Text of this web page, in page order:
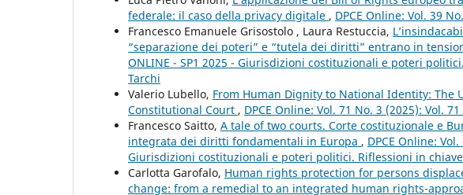
federale: il caso della privacy digitale , DPCE Online: Vol. 39
Francesco Emanuele Grisostolo , Laura Restuccia,
“separazione dei poteri” e “tutela dei diritti” entrano in
ONLINE - SP1 2025 - Giurisdizioni costituzionali e poteri
Tarchi
Valerio Lubello, From Human Dignity to National Identity: The
Constitutional Court , DPCE Online: Vol. 71 No. 3 (2025): Vol.
Francesco Saitto, A tale of two courts. Corte costituzionale e
integrata dei diritti fondamentali in Europa , DPCE Online: Vol.
Giurisdizioni costituzionali e poteri politici. Riflessioni in
Carlotta Garofalo, Human rights protection for persons
change: from a remedial to an integrated human rights-